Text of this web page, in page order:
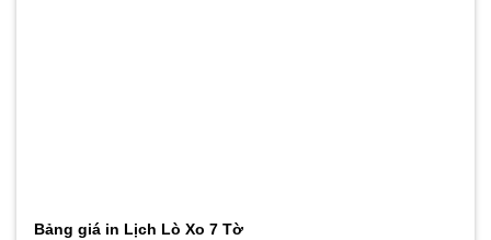
Bảng giá in Lịch Lò Xo 7 Tờ